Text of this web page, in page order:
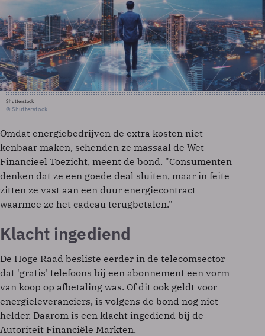
Shutterstock
© Shutterstock
Omdat energiebedrijven de extra kosten niet
kenbaar maken, schenden ze massaal de Wet
Financieel Toezicht, meent de bond. "Consumenten
denken dat ze een goede deal sluiten, maar in feite
zitten ze vast aan een duur energiecontract
waarmee ze het cadeau terugbetalen."
Klacht ingediend
De Hoge Raad besliste eerder in de telecomsector
dat 'gratis' telefoons bij een abonnement een vorm
van koop op afbetaling was. Of dit ook geldt voor
energieleveranciers, is volgens de bond nog niet
helder. Daarom is een klacht ingediend bij de
Autoriteit Financiële Markten.